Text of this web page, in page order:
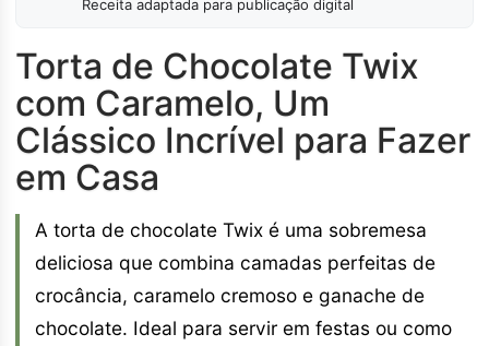
Receita adaptada para publicação digital
Torta de Chocolate Twix
com Caramelo, Um
Clássico Incrível para Fazer
em Casa
A torta de chocolate Twix é uma sobremesa
deliciosa que combina camadas perfeitas de
crocância, caramelo cremoso e ganache de
chocolate. Ideal para servir em festas ou como